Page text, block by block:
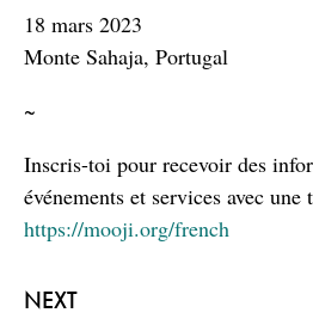
NEXT
18 mars 2023
Monte Sahaja, Portugal
~
Inscris-toi pour recevoir des
événements et services avec
https://mooji.org/french